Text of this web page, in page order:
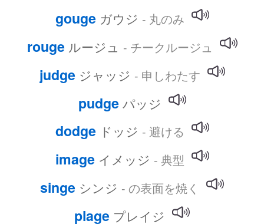
gouge ガウジ - 丸のみ
rouge ルージュ - チークルージュ
judge ジャッジ - 申しわたす
pudge パッジ
dodge ドッジ - 避ける
image イメッジ - 典型
singe シンジ - の表面を焼く
plage プレイジ